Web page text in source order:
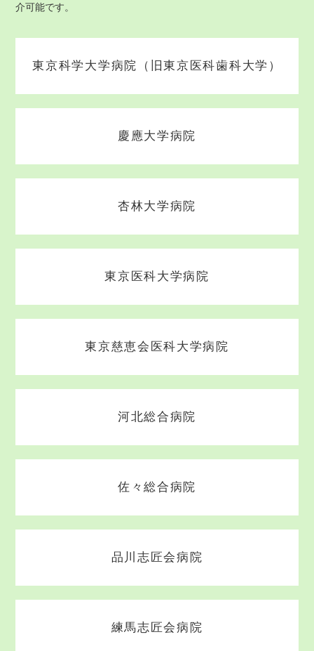
介可能です。
東京科学大学病院（旧東京医科歯科大学）
慶應大学病院
杏林大学病院
東京医科大学病院
東京慈恵会医科大学病院
河北総合病院
佐々総合病院
品川志匠会病院
練馬志匠会病院